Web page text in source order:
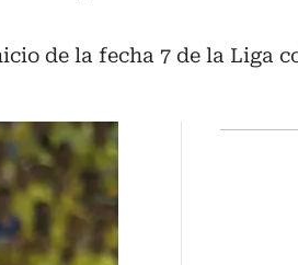
de la fecha 7 de la Liga